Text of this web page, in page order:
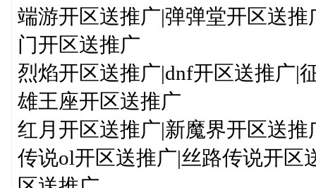
端游开区送推广|弹弹堂开区送
门开区送推广
烈焰开区送推广|dnf开区送推广|
雄王座开区送推广
红月开区送推广|新魔界开区送
传说ol开区送推广|丝路传说开区